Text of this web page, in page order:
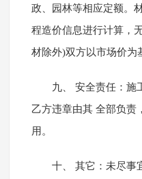
政、园林等相应定额。
程造价信息进行计算，
材除外)双方以市场价为
九、 安全责任：施
乙方违章由其 全部负责
用。
十、 其它：未尽事